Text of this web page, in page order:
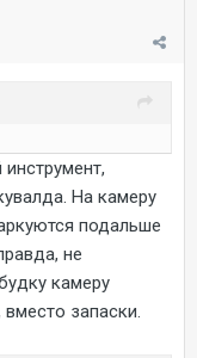
На камеру
подальше
не
камеру
запаски.